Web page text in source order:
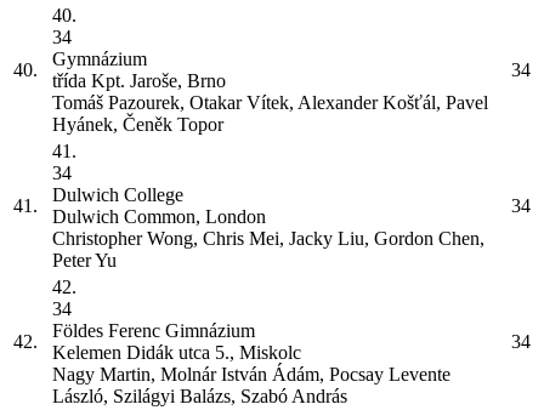
40.
40.
34
Gymnázium
třída Kpt. Jaroše, Brno
Tomáš Pazourek, Otakar Vítek, Alexander Košťál, Pavel
Hyánek, Čeněk Topor
34
41.
41.
34
Dulwich College
Dulwich Common, London
Christopher Wong, Chris Mei, Jacky Liu, Gordon Chen,
Peter Yu
34
42.
42.
34
Földes Ferenc Gimnázium
Kelemen Didák utca 5., Miskolc
Nagy Martin, Molnár István Ádám, Pocsay Levente
László, Szilágyi Balázs, Szabó András
34